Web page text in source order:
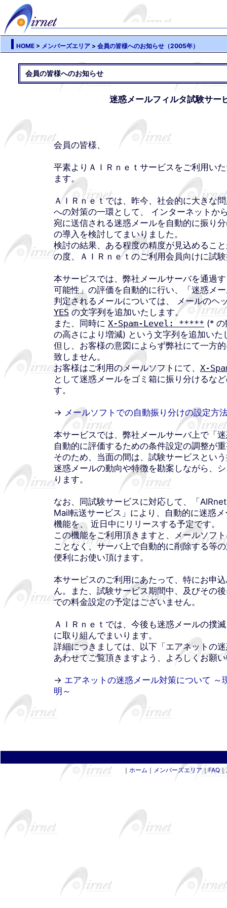
HOME > メンバーズエリア > 会員の皆様へのお知らせ（2005年）
会員の皆様へのお知らせ
迷惑メールフィルタ試験サー
会員の皆様、
平素よりＡＩＲｎｅｔサービスをご利用い
ます。
ＡＩＲｎｅｔでは、昨今、社会的に大きな
への対策の一環として、 インターネットか
宛に送信される迷惑メールを自動的に振り
の導入を検討してまいりました。
検討の結果、ある程度の精度が見込めるこ
の度、ＡＩＲｎｅｔのご利用会員向けに試
本サービスでは、弊社メールサーバを通過
可能性」の評価を自動的に行い、「迷惑メ
判定されるメールについては、 メールのヘ
YES の文字列を追加いたします。
また、同時に X-Spam-Level: ***** (* の
の高さにより増減) という文字列を追加いた
但し、お客様の意図によらず弊社にて一方
致しません。
お客様はご利用のメールソフトにて、 X-
として迷惑メールをゴミ箱に振り分けるな
す。
→ メールソフトでの自動振り分けの設定方
本サービスでは、弊社メールサーバ上で「
自動的に評価するための条件設定の調整が
そのため、当面の間は、試験サービスとい
迷惑メールの動向や特徴を勘案しながら、
ります。
なお、同試験サービスに対応して、「
Mail転送サービス」により、自動的に迷惑
機能を、 近日中にリリースする予定です。
この機能をご利用頂きますと、メールソフ
ことなく、サーバ上で自動的に削除する等
便利にお使い頂けます。
本サービスのご利用にあたって、特にお申
ん。また、試験サービス期間中、及びその
での料金設定の予定はございません。
ＡＩＲｎｅｔでは、今後も迷惑メールの撲
に取り組んでまいります。
詳細につきましては、以下「エアネットの
あわせてご覧頂きますよう、よろしくお願
→ エアネットの迷惑メール対策について ～
明～
｜ ホーム ｜ メンバーズエリア｜FAQ｜